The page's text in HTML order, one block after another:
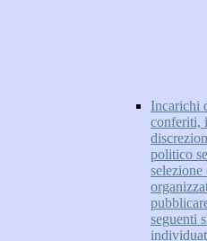
Incarichi
conferiti,
politico
seguenti